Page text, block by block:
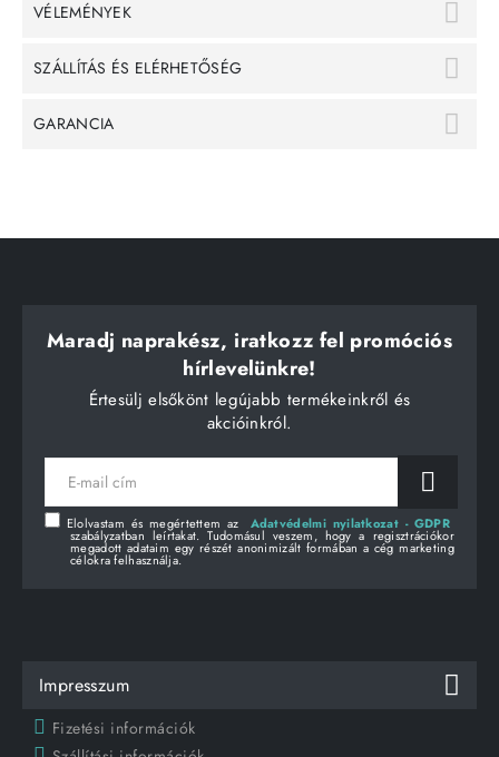
VÉLEMÉNYEK
SZÁLLÍTÁS ÉS ELÉRHETŐSÉG
GARANCIA
Maradj naprakész, iratkozz fel promóciós
hírlevelünkre!
Értesülj elsőkönt legújabb termékeinkről és
akcióinkról.
E-
mail
Elolvastam és megértettem az Adatvédelmi nyilatkozat - GDPR
szabályzatban leírtakat. Tudomásul veszem, hogy a regisztrációkor
megadott adataim egy részét anonimizált formában a cég marketing
célokra felhasználja.
Impresszum
Fizetési információk